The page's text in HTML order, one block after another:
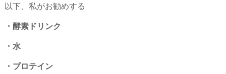
以下、私がお勧めする
・酵素ドリンク
・水
・プロテイン